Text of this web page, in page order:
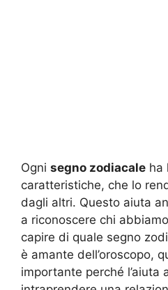
Ogni segno zodiacale ha
caratteristiche, che lo
dagli altri. Questo aiuta
a riconoscere chi
capire di quale segno
è amante dell’oroscopo,
importante perché l’aiuta